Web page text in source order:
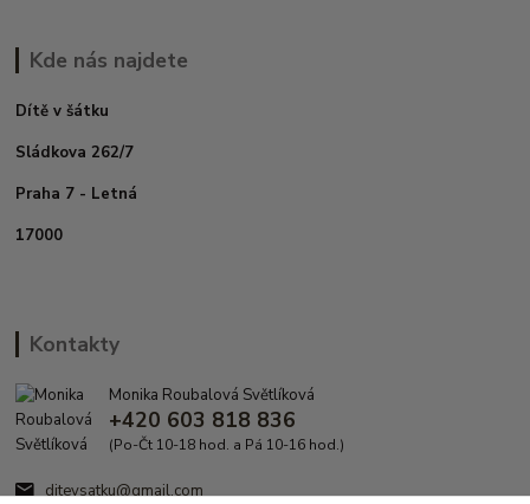
Kde nás najdete
Dítě v šátku
Sládkova 262/7
Praha 7 - Letná
17000
Kontakty
Monika Roubalová Světlíková
+420 603 818 836
(Po-Čt 10-18 hod. a Pá 10-16 hod.)
ditevsatku@gmail.com